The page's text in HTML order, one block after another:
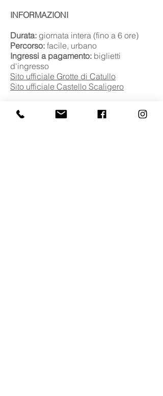
INFORMAZIONI
Durata: giornata intera (fino a 6 ore)
Percorso: facile, urbano
Ingressi a pagamento: biglietti
d'ingresso
Sito ufficiale Grotte di Catullo
Sito ufficiale Castello Scaligero
ITINERARI COLLEGATI